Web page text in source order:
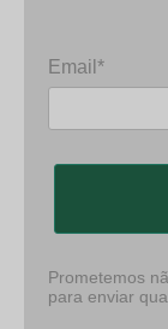
Email*
Prometemos
para enviar